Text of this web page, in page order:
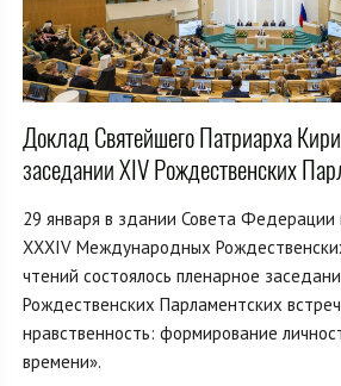
Доклад Святейшего Патриарха
заседании XIV Рождественских
29 января в здании Совета Федерации
XXXIV Международных
чтений состоялось пленарное
Рождественских Парламентских
нравственность: формирование
времени».